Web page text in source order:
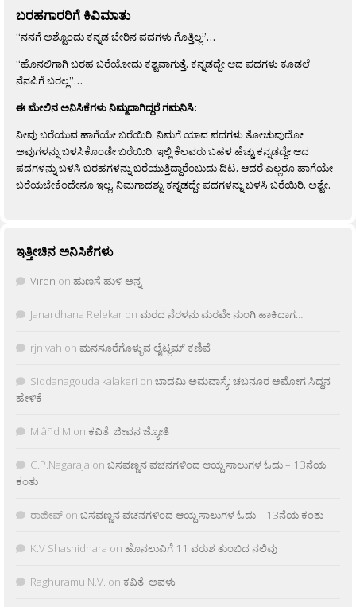
ಬರಹಗಾರರಿಗೆ ಕಿವಿಮಾತು
“ನನಗೆ ಅಶ್ಟೊಂದು ಕನ್ನಡ ಬೇರಿನ ಪದಗಳು ಗೊತ್ತಿಲ್ಲ”…
“ಹೊನಲಿಗಾಗಿ ಬರಹ ಬರೆಯೋದು ಕಶ್ಟವಾಗುತ್ತೆ. ಕನ್ನಡದ್ದೇ ಆದ ಪದಗಳು ಕೂಡಲೆ
ನೆನಪಿಗೆ ಬರಲ್ಲ”…
ಈ ಮೇಲಿನ ಅನಿಸಿಕೆಗಳು ನಿಮ್ಮದಾಗಿದ್ದರೆ ಗಮನಿಸಿ:
ನೀವು ಬರೆಯುವ ಹಾಗೆಯೇ ಬರೆಯಿರಿ. ನಿಮಗೆ ಯಾವ ಪದಗಳು ತೋಚುವುದೋ
ಅವುಗಳನ್ನು ಬಳಸಿಕೊಂಡೇ ಬರೆಯಿರಿ. ಇಲ್ಲಿ ಕೆಲವರು ಬಹಳ ಹೆಚ್ಚು ಕನ್ನಡದ್ದೇ ಆದ
ಪದಗಳನ್ನು ಬಳಸಿ ಬರಹಗಳನ್ನು ಬರೆಯುತ್ತಿದ್ದಾರೆಂಬುದು ದಿಟ. ಆದರೆ ಎಲ್ಲರೂ ಹಾಗೆಯೇ
ಬರೆಯಬೇಕೆಂದೇನೂ ಇಲ್ಲ. ನಿಮಗಾದಶ್ಟು ಕನ್ನಡದ್ದೇ ಪದಗಳನ್ನು ಬಳಸಿ ಬರೆಯಿರಿ, ಅಶ್ಟೇ.
ಇತ್ತೀಚಿನ ಅನಿಸಿಕೆಗಳು
Viren on ಹುಣಸೆ ಹುಳಿ ಅನ್ನ
Janardhana Relekar on ಮರದ ನೆರಳನು ಮರವೇ ನುಂಗಿ ಹಾಕಿದಾಗ…
rjnivah on ಮನಸೂರೆಗೊಳ್ಳುವ ಲೈಟ್ಲಮ್ ಕಣಿವೆ
Siddanagouda kalakeri on ಬಾದಮಿ ಅಮವಾಸ್ಯೆ: ಚಬನೂರ ಅಮೋಗ ಸಿದ್ದನ
ಹೇಳಿಕೆ
M âñd M on ಕವಿತೆ: ಜೀವನ ಜ್ಯೋತಿ
C.P.Nagaraja on ಬಸವಣ್ಣನ ವಚನಗಳಿಂದ ಆಯ್ದ ಸಾಲುಗಳ ಓದು – 13ನೆಯ
ಕಂತು
ರಾಜೀವ್ on ಬಸವಣ್ಣನ ವಚನಗಳಿಂದ ಆಯ್ದ ಸಾಲುಗಳ ಓದು – 13ನೆಯ ಕಂತು
K.V Shashidhara on ಹೊನಲುವಿಗೆ 11 ವರುಶ ತುಂಬಿದ ನಲಿವು
Raghuramu N.V. on ಕವಿತೆ: ಅವಳು